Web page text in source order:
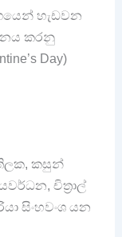
හැඩවන
කරනු
Day)
කසුන්
චිත්‍රාල්
සිංහවංශ යන